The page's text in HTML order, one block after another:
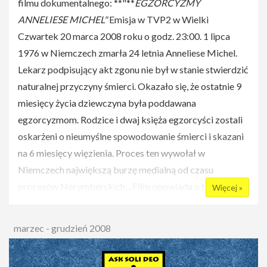
Dominikaninem Ślubować czy nie ślubować- oto jest
pytanie?
24 kwietnia, godz 20.00 - Aula I budynek 37 SGGW:
Konferencja Wandy Półtawskiej- lekarki, psychiatry,
członka Papieskiej Rady ds. Rodziny.
filmu dokumentalnego: **"**EGZORCYZMY
ANNELIESE MICHEL"Emisja w TVP2 w Wielki
Czwartek 20 marca 2008 roku o godz. 23:00. 1 lipca
1976 w Niemczech zmarła 24 letnia Anneliese Michel.
Lekarz podpisujący akt zgonu nie był w stanie stwierdzić
naturalnej przyczyny śmierci. Okazało się, że ostatnie 9
miesięcy życia dziewczyna była poddawana
egzorcyzmom. Rodzice i dwaj księża egzorcyści zostali
oskarżeni o nieumyślne spowodowanie śmierci i skazani
na 6 miesięcy więzienia. Proces ten wywołał w
Niemczech największą burzę medialną od czasu
procesów Norymberskich... Film opowiada o tym, co
audio z egzorcyzmów i wypowiedzi bezpośrednich
świadków . Powstały materiał w niesamowity sposób
Więcej »
marzec - grudzień 2008